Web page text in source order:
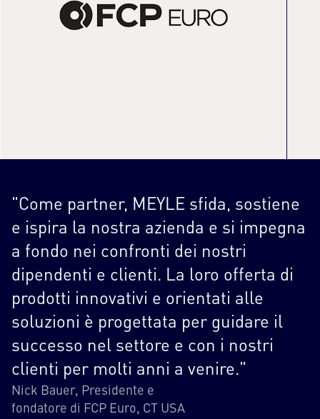
"Come partner, MEYLE sfida, sostiene
e ispira la nostra azienda e si impegna
a fondo nei confronti dei nostri
dipendenti e clienti. La loro offerta di
prodotti innovativi e orientati alle
soluzioni è progettata per guidare il
successo nel settore e con i nostri
clienti per molti anni a venire."
Nick Bauer, Presidente e
fondatore di FCP Euro, CT USA